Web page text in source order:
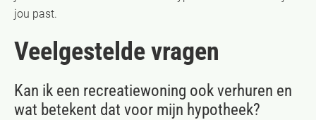
jou past.
Veelgestelde vragen
Kan ik een recreatiewoning ook verhuren en
wat betekent dat voor mijn hypotheek?